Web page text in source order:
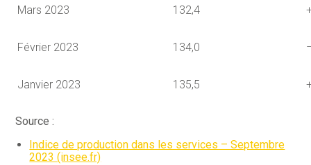
Mars 2023 132,4
Février 2023 134,0
Janvier 2023 135,5
Source :
Indice de production dans les services – Septembre
2023 (insee.fr)